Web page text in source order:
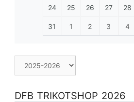
24 25 26 27 28
31 1 2 3 4
DFB TRIKOTSHOP 2026